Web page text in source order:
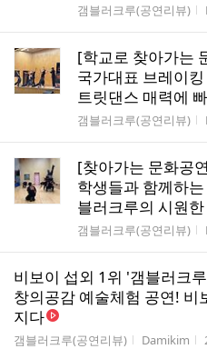
게시판명
갬블러크루(공연리뷰)
[학교로 찾아가는
국가대표 브레이
트릿댄스 매력에
게시판명
갬블러크루(공연리뷰)
[찾아가는 문화공
학생들과 함께하
블러크루의 시원
게시판명
갬블러크루(공연리뷰)
비보이 섭외 1위 '갬블러크
창의공감 예술체험 공연! 비
지다
게시판명
갬블러크루(공연리뷰) 작성자
Damikim